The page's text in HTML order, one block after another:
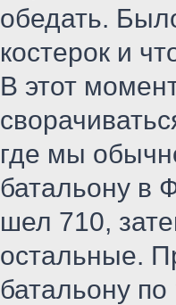
обедать.
костерок и
В этот
где мы
батальону в
шел 710,
остальные.
батальону